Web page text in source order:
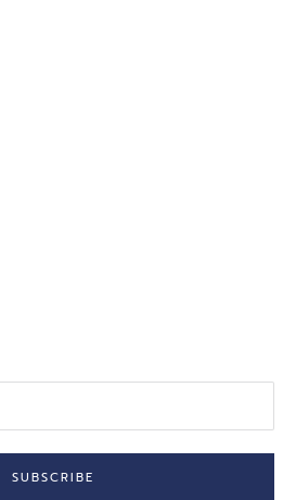
SUBSCRIBE